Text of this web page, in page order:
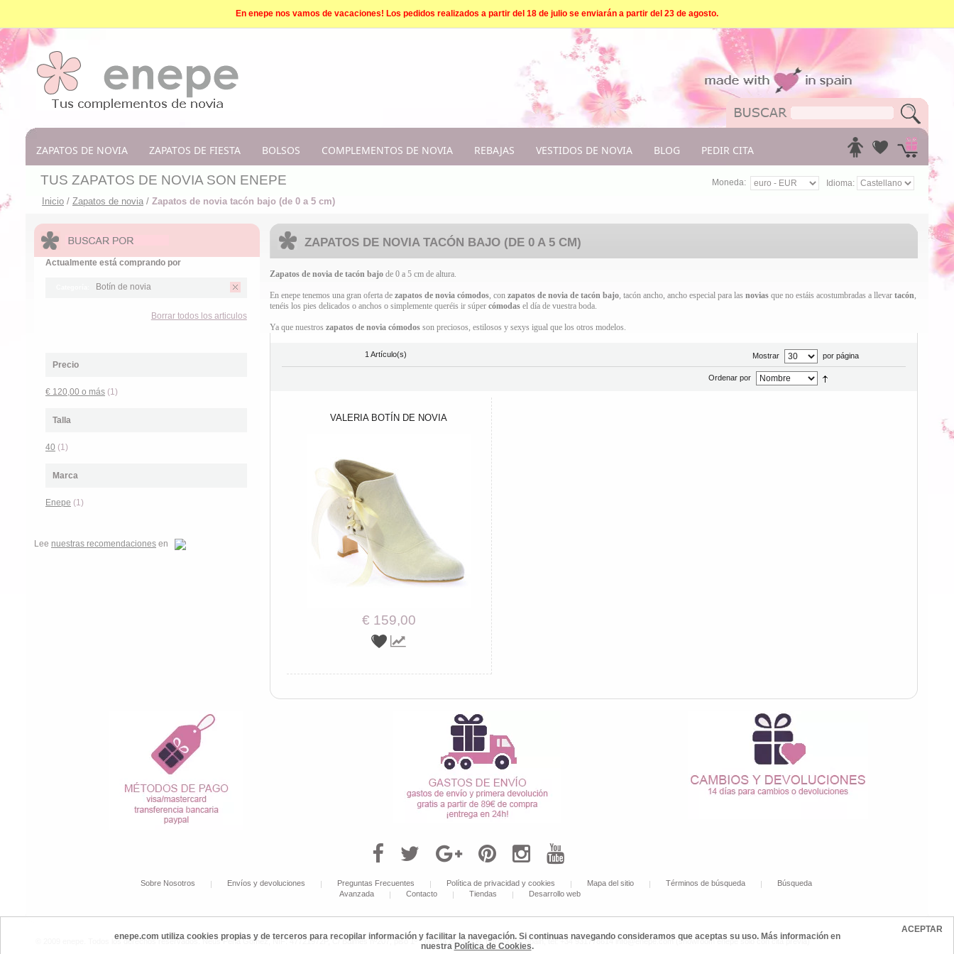
En enepe nos vamos de vacaciones! Los pedidos realizados a partir del 18 de julio se enviarán a partir del 23 de agosto.
ZAPATOS DE NOVIA ZAPATOS DE FIESTA BOLSOS COMPLEMENTOS DE NOVIA REBAJAS VESTIDOS DE NOVIA BLOG PEDIR CITA
Idioma:
Moneda:
TUS ZAPATOS DE NOVIA SON ENEPE
Inicio / Zapatos de novia / Zapatos de novia tacón bajo (de 0 a 5 cm)
Actualmente está comprando por
Botín de novia
Borrar todos los articulos
Precio
€ 120,00 o más (1)
Talla
40 (1)
Marca
Enepe (1)
Lee nuestras recomendaciones en
ZAPATOS DE NOVIA TACÓN BAJO (DE 0 A 5 CM)
Zapatos de novia de tacón bajo de 0 a 5 cm de altura.
En enepe tenemos una gran oferta de zapatos de novia cómodos, con zapatos de novia de tacón bajo, tacón ancho, ancho especial para las noviasque no estáis acostumbradas a llevartacón,
tenéis los pies delicados o anchos o simplemente queréis ir súper cómodasel día de vuestra boda.
Ya que nuestros zapatos de novia cómodosson preciosos, estilosos y sexys igual que los otros modelos.
1 Artículo(s) Mostrar por página
Ordenar por
VALERIA BOTÍN DE NOVIA
€ 159,00
Sobre Nosotros Envíos y devoluciones Preguntas Frecuentes Política de privacidad y cookies Mapa del sitio Términos de búsqueda
Búsqueda
Avanzada
Contacto Tiendas Desarrollo web
© 2009 enepe. Todos los derechos reservados. Neus Peña Gómez, NIF: 47721972P, C/ Balmes nº207, piso 1º - puerta 2ª, 08006, Barcelona, Spain, tel: +34 931778614 info@enepe.com (showroom enepe sólo con cita previa)
ACEPTAR
enepe.com utiliza cookies propias y de terceros para recopilar información y facilitar la navegación. Si continuas navegando consideramos que aceptas su uso. Más información en
nuestra Política de Cookies.